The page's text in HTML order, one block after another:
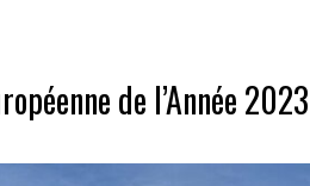
de l’Année